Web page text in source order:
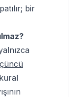
bir